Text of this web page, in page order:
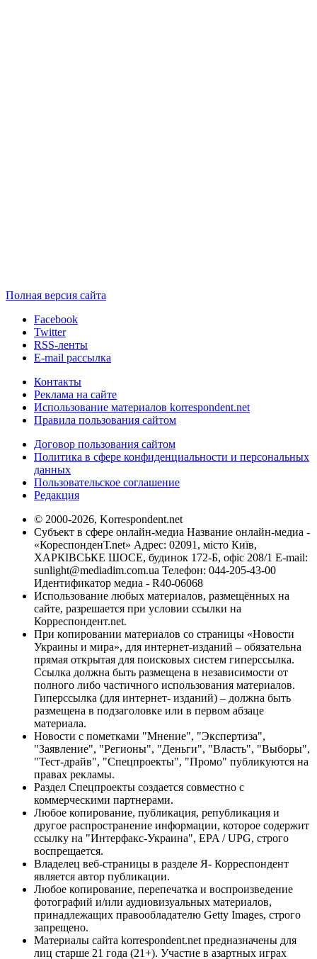
Полная версия сайта
Facebook
Twitter
RSS-ленты
E-mail рассылка
Контакты
Реклама на сайте
Использование материалов korrespondent.net
Правила пользования сайтом
Договор пользования сайтом
Политика в сфере конфиденциальности и персональных
данных
Пользовательское соглашение
Редакция
© 2000-2026, Korrespondent.net
Субъект в сфере онлайн-медиа Название онлайн-медиа -
«КореспонденТ.net» Адрес: 02091, місто Київ,
ХАРКІВСЬКЕ ШОСЕ, будинок 172-Б, офіс 208/1 E-mail:
sunlight@mediadim.com.ua Телефон: 044-205-43-00
Идентификатор медиа - R40-06068
Использование любых материалов, размещённых на
сайте, разрешается при условии ссылки на
Корреспондент.net.
При копировании материалов со страницы «Новости
Украины и мира», для интернет-изданий – обязательна
прямая открытая для поисковых систем гиперссылка.
Ссылка должна быть размещена в независимости от
полного либо частичного использования материалов.
Гиперссылка (для интернет- изданий) – должна быть
размещена в подзаголовке или в первом абзаце
материала.
Новости с пометками "Мнение", "Экспертиза",
"Заявление", "Регионы", "Деньги", "Власть", "Выборы",
"Тест-драйв", "Спецпроекты", "Промо" публикуются на
правах рекламы.
Раздел Спецпроекты создается совместно с
коммерческими партнерами.
Любое копирование, публикация, републикация и
другое распространение информации, которое содержит
ссылку на "Интерфакс-Украина", EPA / UPG, строго
воспрещается.
Владелец веб-страницы в разделе Я- Корреспондент
является автор публикации.
Любое копирование, перепечатка и воспроизведение
фотографий и/или аудиовизуальных материалов,
принадлежащих правообладателю Getty Images, строго
запрещено.
Материалы сайта korrespondent.net предназначены для
лиц старше 21 года (21+). Участие в азартных играх